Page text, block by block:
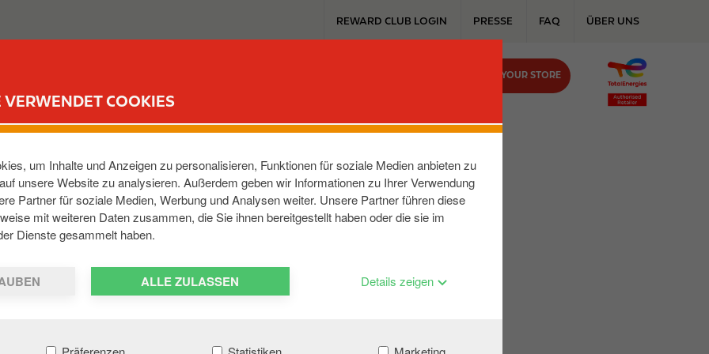
VERWENDET COOKIES
um Inhalte und Anzeigen zu personalisieren, Funktionen für soziale Medien anbieten zu
unsere Website zu analysieren. Außerdem geben wir Informationen zu Ihrer Verwendung
Partner für soziale Medien, Werbung und Analysen weiter. Unsere Partner führen diese
mit weiteren Daten zusammen, die Sie ihnen bereitgestellt haben oder die sie im
Dienste gesammelt haben.
ALLE ZULASSEN Details zeigen
u
REWARD CLUB LOGIN PRESSE FAQ ÜBER UNS
FIND YOUR STORE
STR
,DE